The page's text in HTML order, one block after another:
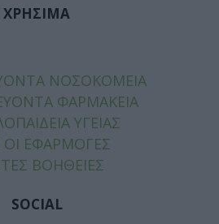
ΧΡΗΣΙΜΑ
ΝΟΣΟΚΟΜΕΙΑ
ΦΑΡΜΑΚΕΙΑ
ΥΓΕΙΑΣ
ΟΙ ΕΦΑΡΜΟΓΕΣ
ΒΟΗΘΕΙΕΣ
SOCIAL